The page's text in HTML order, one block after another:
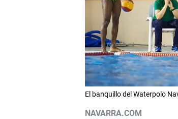
El banquillo del Waterpolo
NAVARRA.COM